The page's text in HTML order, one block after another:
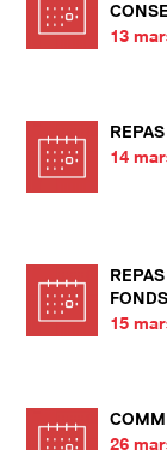
13
14
FONDS
15
26